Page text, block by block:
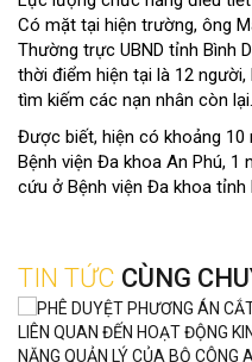
Có mặt tại hiện trường, ông
Thường trực UBND tỉnh Bình
thời điểm hiện tại là 12
tìm kiếm các nạn nhân còn lại.
Được biết, hiện có khoảng
Bệnh viện Đa khoa An Phú,
cứu ở Bệnh viện Đa khoa tỉnh
TIN TỨC CÙNG